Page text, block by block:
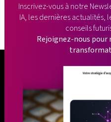
Inscrivez-vous à notre
IA, les dernièresactualités,
conseils
Rejoignez-nous pour